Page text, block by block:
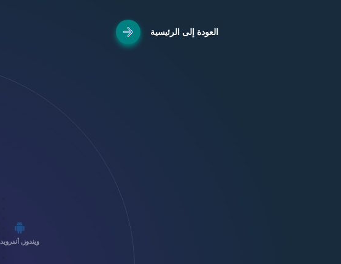
العودة إلى الرئيسية
ويندوز, أندرويد